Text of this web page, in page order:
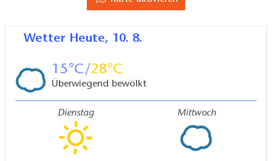
Wetter Heute, 10. 8.
15 28
Überwiegend bewölkt
Dienstag Mittwoch